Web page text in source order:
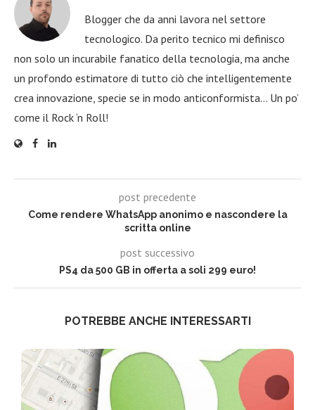
Blogger che da anni lavora nel settore
tecnologico. Da perito tecnico mi definisco
non solo un incurabile fanatico della tecnologia, ma anche
un profondo estimatore di tutto ciò che intelligentemente
crea innovazione, specie se in modo anticonformista… Un po’
come il Rock ‘n Roll!
post precedente
Come rendere WhatsApp anonimo e nascondere la
scritta online
post successivo
PS4 da 500 GB in offerta a soli 299 euro!
POTREBBE ANCHE INTERESSARTI